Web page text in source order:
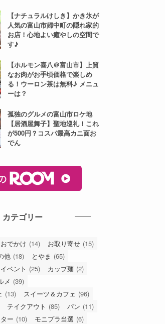
【ナチュラルけしき】かき氷が
人気の富山市婦中町の隠れ家的
お店！心地よい癒やしの空間で
す♪
【ホルモン喜八＠富山市】上質
なお肉がお手頃価格で楽しめ
る！ウーロン茶は無料♪ メニュ
ーは？
孤独のグルメの富山市ロケ地
【居酒屋舞子】聖地巡礼！これ
が500円？コスパ最高カニ面お
でん
カテゴリー
おでかけ (14) お取り寄せ (15)
他 (18) とやま (65)
イベント (25) カップ麺 (2)
メ (39)
(13) スイーツ＆カフェ (96)
テイクアウト (85) パン (11)
ー (10) モニプラ当選 (6)